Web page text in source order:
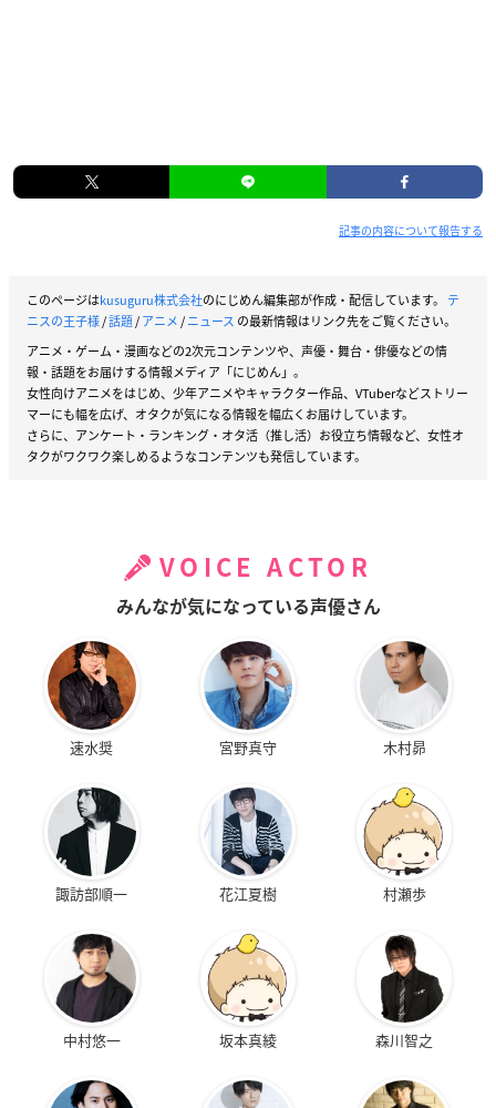
記事の内容について報告する
このページはkusuguru株式会社のにじめん編集部が作成・配信しています。 テ
ニスの王子様/話題/アニメ/ニュース の最新情報はリンク先をご覧ください。
アニメ・ゲーム・漫画などの2次元コンテンツや、声優・舞台・俳優などの情
報・話題をお届けする情報メディア「にじめん」。
女性向けアニメをはじめ、少年アニメやキャラクター作品、VTuberなどストリー
マーにも幅を広げ、オタクが気になる情報を幅広くお届けしています。
さらに、アンケート・ランキング・オタ活（推し活）お役立ち情報など、女性オ
タクがワクワク楽しめるようなコンテンツも発信しています。
VOICE ACTOR
みんなが気になっている声優さん
速水奨 宮野真守 木村昴
諏訪部順一 花江夏樹 村瀬歩
中村悠一 坂本真綾 森川智之